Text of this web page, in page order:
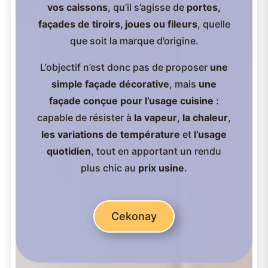
vos caissons, qu’il s’agisse de portes,
façades de tiroirs, joues ou fileurs, quelle
que soit la marque d’origine.
L’objectif n’est donc pas de proposer une
simple façade décorative, mais une
façade conçue pour l’usage cuisine :
capable de résister à la vapeur, la chaleur,
les variations de température et l’usage
quotidien, tout en apportant un rendu
plus chic au prix usine.
Cekonay